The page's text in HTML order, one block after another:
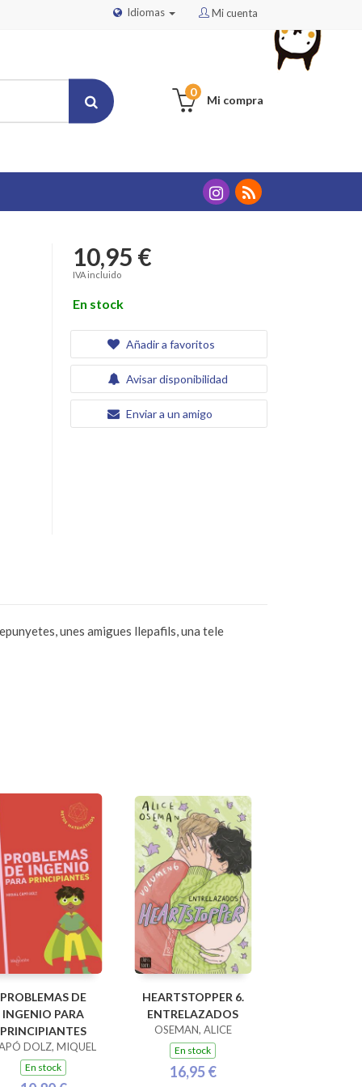
Mi cuenta
Idiomas
Mi compra
0
10,95 €
IVA incluido
En stock
Añadir a favoritos
Avisar disponibilidad
Enviar a un amigo
unes amigues llepafils, una tele
PROBLEMAS DE
INGENIO PARA
PRINCIPIANTES
DOLZ, MIQUEL
En stock
HEARTSTOPPER 6.
ENTRELAZADOS
OSEMAN, ALICE
En stock
16,95 €